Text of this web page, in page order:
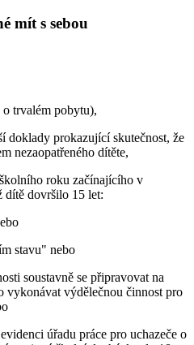
mít s sebou
trvalém pobytu),
doklady prokazující skutečnost, že
nezaopatřeného dítěte,
roku začínajícího v
dítě dovršilo 15 let:
stavu" nebo
soustavně se připravovat na
vykonávat výdělečnou činnost pro
úřadu práce pro uchazeče o